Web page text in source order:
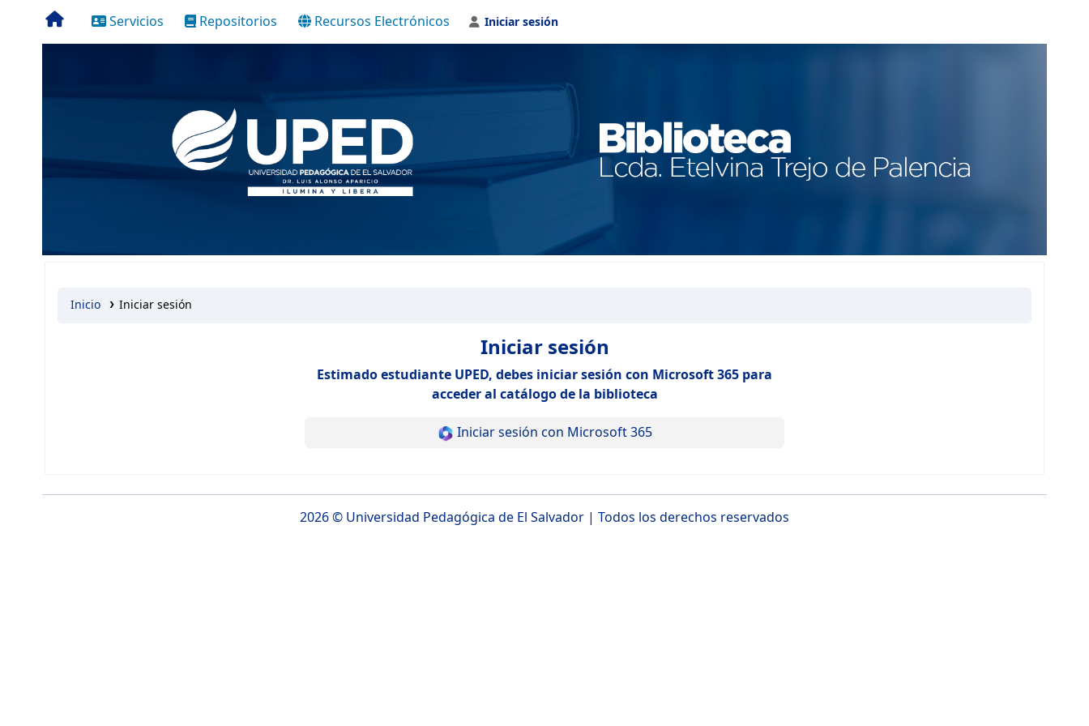
Servicios Repositorios Recursos Electrónicos Iniciar sesión
Inicio Iniciar sesión
Iniciar sesión
Estimado estudiante UPED, debes iniciar sesión con Microsoft 365 para
acceder al catálogo de la biblioteca
Iniciar sesión con Microsoft 365
2026 © Universidad Pedagógica de El Salvador | Todos los derechos reservados